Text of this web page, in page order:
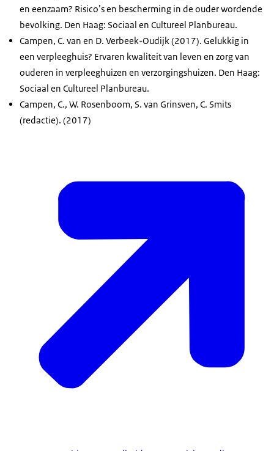
en eenzaam? Risico’s en bescherming in de ouder wordende
bevolking. Den Haag: Sociaal en Cultureel Planbureau.
Campen, C. van en D. Verbeek-Oudijk (2017). Gelukkig in
een verpleeghuis? Ervaren kwaliteit van leven en zorg van
ouderen in verpleeghuizen en verzorgingshuizen. Den Haag:
Sociaal en Cultureel Planbureau.
Campen, C., W. Rosenboom, S. van Grinsven, C. Smits
(redactie). (2017)